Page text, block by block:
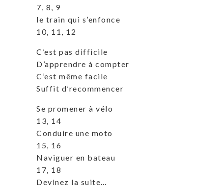
7, 8, 9
le train qui s’enfonce
10, 11, 12
C’est pas difficile
D’apprendre à compter
C’est même facile
Suffit d’recommencer
Se promener à vélo
13, 14
Conduire une moto
15, 16
Naviguer en bateau
17, 18
Devinez la suite…